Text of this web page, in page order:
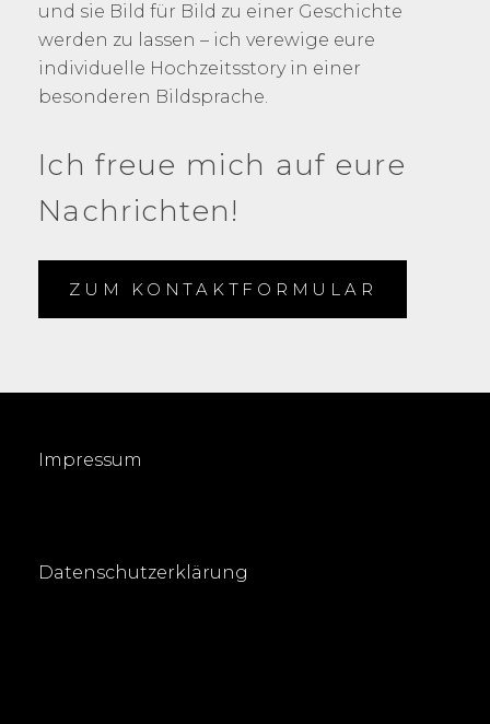
und sie Bild für Bild zu einer Geschichte
werden zu lassen – ich verewige eure
individuelle Hochzeitsstory in einer
besonderen Bildsprache.
Ich freue mich auf eure
Nachrichten!
ZUM KONTAKTFORMULAR
Impressum
Datenschutzerklärung